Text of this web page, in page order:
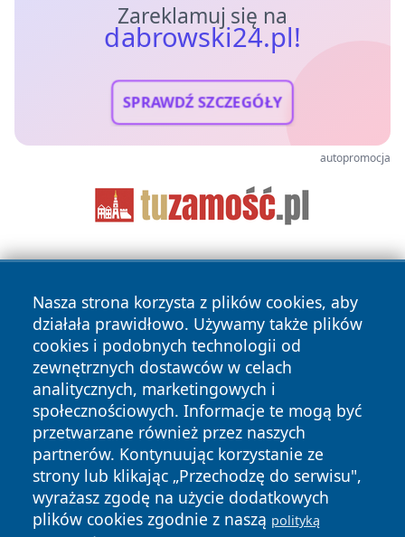
Zareklamuj się na
dabrowski24.pl!
SPRAWDŹ SZCZEGÓŁY
autopromocja
Nasza strona korzysta z plików cookies, aby
działała prawidłowo. Używamy także plików
cookies i podobnych technologii od
zewnętrznych dostawców w celach
analitycznych, marketingowych i
społecznościowych. Informacje te mogą być
przetwarzane również przez naszych
partnerów. Kontynuując korzystanie ze
strony lub klikając „Przechodzę do serwisu",
wyrażasz zgodę na użycie dodatkowych
plików cookies zgodnie z naszą polityką
Copyright © 2026 dabrowski24.pl Wszystkie prawa
zastrzeżone.
News Autorzy
Polityka
Prywatności
Polityka
Cookies